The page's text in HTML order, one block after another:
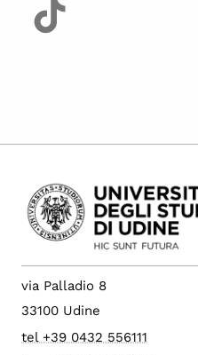
via Palladio 8
33100 Udine
tel +39 0432 556111